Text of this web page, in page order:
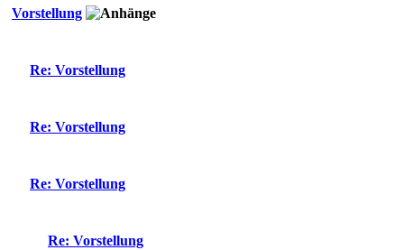
Vorstellung
Re: Vorstellung
Re: Vorstellung
Re: Vorstellung
Re: Vorstellung